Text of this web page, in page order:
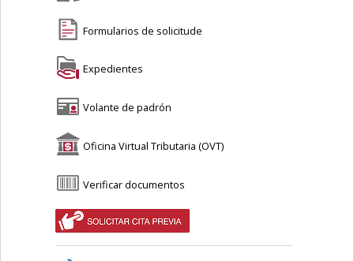
Formularios de solicitude
Expedientes
Volante de padrón
Oficina Virtual Tributaria (OVT)
Verificar documentos